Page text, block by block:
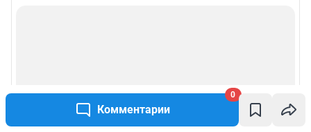
Комментарии
0